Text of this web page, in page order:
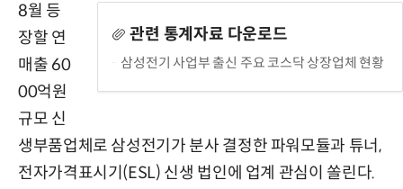
관련 통계자료 다운로드
삼성전기 사업부 출신 주요 코스닥 상장업체 현황
8월 등
장할 연
매출 60
00억원
규모 신
생부품업체로 삼성전기가 분사 결정한 파워모듈과 튜너,
전자가격표시기(ESL) 신생 법인에 업계 관심이 쏠린다.